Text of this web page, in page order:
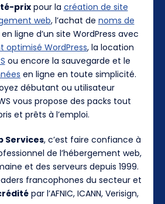
prixpour la création de site
web, l’achat de noms de
ligne d’un site WordPress avec
optimisé WordPress, la location
ou encore la sauvegarde et le
en ligne en toute simplicité.
débutant ou utilisateur
vous propose des packs tout
et prêts à l’emploi.
Services, c’est faire confiance à
de l’hébergement web,
et des serveurs depuis 1999.
francophones du secteur et
par l’AFNIC, ICANN, Verisign,